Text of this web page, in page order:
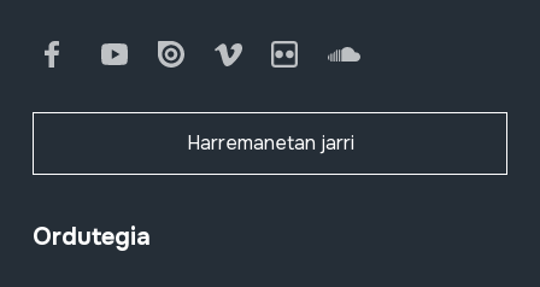
FacebookYoutube Issuu Vimeo Flickr SoundCloud
Harremanetan jarri
Ordutegia